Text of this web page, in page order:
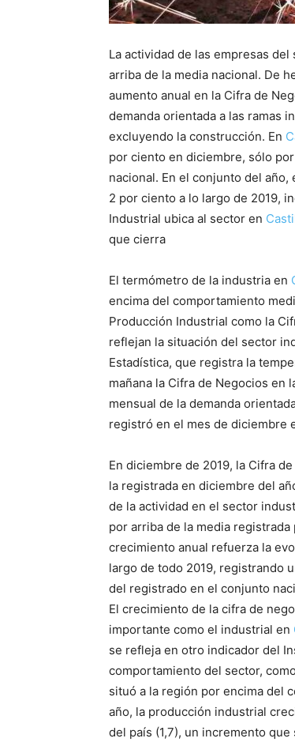
La actividad de las empresas
arriba de la media nacional. De
aumento anual en la Cifra de
demanda orientada a las ramas
excluyendo la construcción. En
por ciento en diciembre, sólo
nacional. En el conjunto del
2 por ciento a lo largo de 2019,
Industrial ubica al sector en
que cierra
El termómetro de la industria en
encima del comportamiento
Producción Industrial como la
reflejan la situación del sector
Estadística, que registra la
mañana la Cifra de Negocios en
mensual de la demanda
registró en el mes de diciembre
En diciembre de 2019, la Cifra
la registrada en diciembre del
de la actividad en el sector
por arriba de la media
crecimiento anual refuerza la
largo de todo 2019, registrando
del registrado en el conjunto
El crecimiento de la cifra de
importante como el industrial en
se refleja en otro indicador del
comportamiento del sector,
situó a la región por encima del
año, la producción industrial
del país (1,7), un incremento